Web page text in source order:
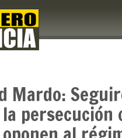
Mardo:
persecución